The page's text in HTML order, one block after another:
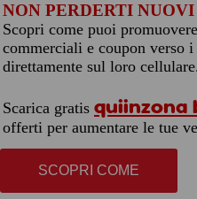
NON PERDERTI
Scopri come puoi
commerciali e coupon verso
direttamente sul loro cellulare.
Scarica gratis quiinzona
offerti per aumentare le tue
SCOPRI COME